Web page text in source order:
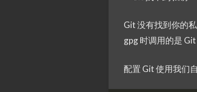
Git 没有找到你的
gpg 时调用的是
配置 Git 使用我们